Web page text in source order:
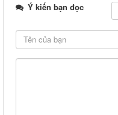
Ý kiến bạn đọc